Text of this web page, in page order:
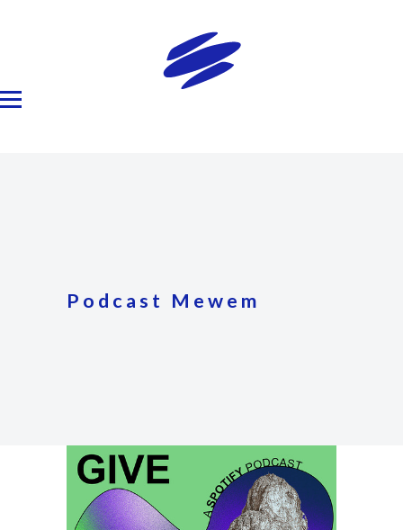
Podcast Mewem